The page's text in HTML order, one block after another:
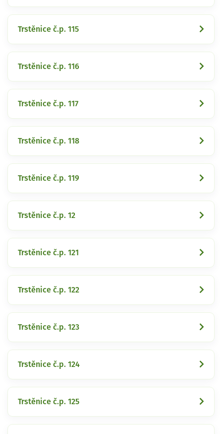
Trstěnice č.p. 115
Trstěnice č.p. 116
Trstěnice č.p. 117
Trstěnice č.p. 118
Trstěnice č.p. 119
Trstěnice č.p. 12
Trstěnice č.p. 121
Trstěnice č.p. 122
Trstěnice č.p. 123
Trstěnice č.p. 124
Trstěnice č.p. 125